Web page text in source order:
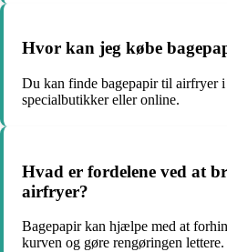
Hvor kan jeg købe
Du kan finde bagepapir til airfryer i
specialbutikker eller online.
Hvad er fordelene ved at
airfryer?
Bagepapir kan hjælpe med at
kurven og gøre rengøringen lettere.